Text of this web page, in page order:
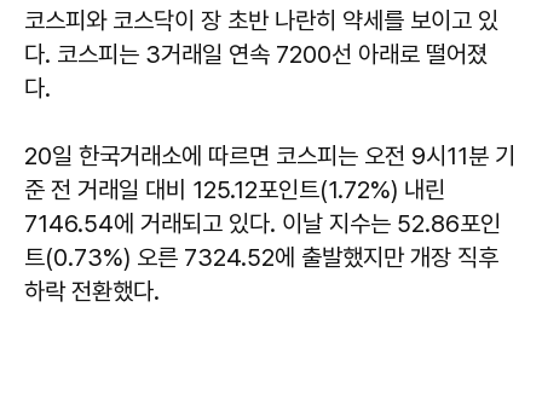
코스피와 코스닥이 장 초반 나란히 약세를 보이고 있
다. 코스피는 3거래일 연속 7200선 아래로 떨어졌
다.
20일 한국거래소에 따르면 코스피는 오전 9시11분 기
준 전 거래일 대비 125.12포인트(1.72%) 내린
7146.54에 거래되고 있다. 이날 지수는 52.86포인
트(0.73%) 오른 7324.52에 출발했지만 개장 직후
하락 전환했다.